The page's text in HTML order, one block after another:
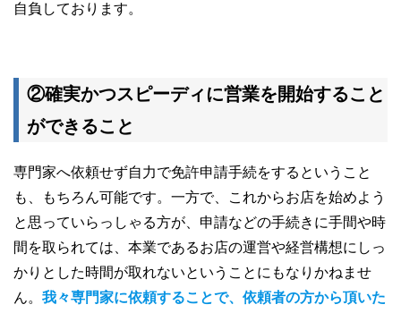
自負しております。
②確実かつスピーディに営業を開始すること
ができること
専門家へ依頼せず自力で免許申請手続をするということ
も、もちろん可能です。一方で、これからお店を始めよう
と思っていらっしゃる方が、申請などの手続きに手間や時
間を取られては、本業であるお店の運営や経営構想にしっ
かりとした時間が取れないということにもなりかねませ
ん。 我々専門家に依頼することで、依頼者の方から頂いた